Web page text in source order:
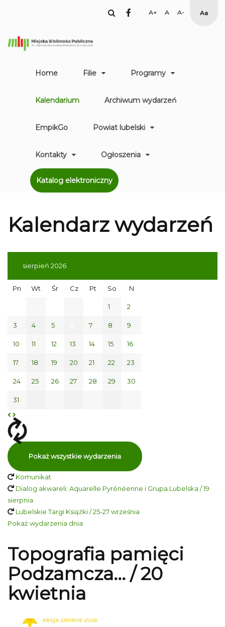
facebook
Set Set
Smaller
High
Home Filie Programy
Kalendarium Archiwum wydarzeń
EmpikGo Powiat lubelski
Kontakty Ogłoszenia
Katalog elektroniczny
Kalendarz wydarzeń
sierpień 2026
Pn Wt Śr Cz Pt So N
1 2
3 4 5 7 8 9
10 11 12 13 14 15 16
17 18 19 20 21 22 23
24 25 26 27 28 29 30
31
Pokaż wszystkie wydarzenia
Komunikat
Dialog akwareli: Aquarelle Pyrénéenne i Grupa Lubelska / 19
sierpnia
Lubelskie Targi Książki / 25-27 września
Pokaż wydarzenia dnia
Topografia pamięci
Podzamcza... / 20
kwietnia